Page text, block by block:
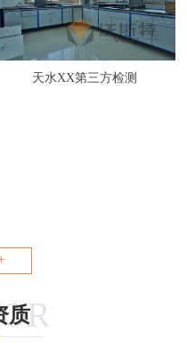
天水XX第三方检测
质